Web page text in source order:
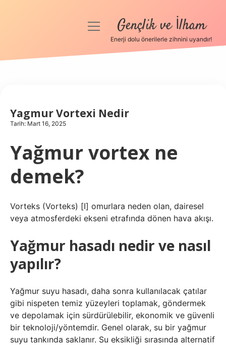
Anasayfa
Hakkımızda
menüyüGençlik ve İlham
Enerji dolu önerilerle zihnini uyandır!
Yagmur Vortexi Nedir
Tarih: Mart 16, 2025
Yağmur vortex ne
demek?
Vorteks (Vorteks) [I] omurlara neden olan, dairesel
veya atmosferdeki ekseni etrafında dönen hava akışı.
Yağmur hasadı nedir ve nasıl
yapılır?
Yağmur suyu hasadı, daha sonra kullanılacak çatılar
gibi nispeten temiz yüzeyleri toplamak, göndermek
ve depolamak için sürdürülebilir, ekonomik ve güvenli
bir teknoloji/yöntemdir. Genel olarak, su bir yağmur
suyu tankında saklanır. Su eksikliği sırasında alternatif